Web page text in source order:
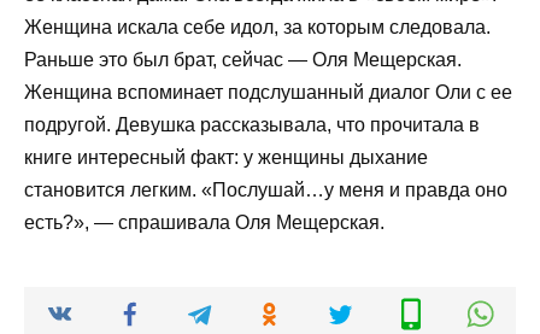
Женщина искала себе идол, за которым следовала.
Раньше это был брат, сейчас — Оля Мещерская.
Женщина вспоминает подслушанный диалог Оли с ее
подругой. Девушка рассказывала, что прочитала в
книге интересный факт: у женщины дыхание
становится легким. «Послушай…у меня и правда оно
есть?», — спрашивала Оля Мещерская.